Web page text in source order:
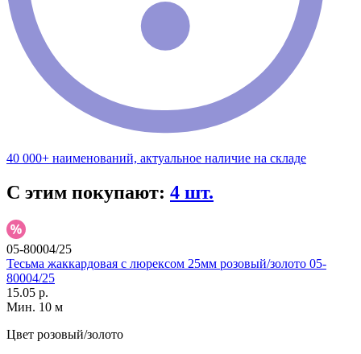
40 000+ наименований, актуальное наличие на складе
С этим покупают: 4 шт.
05-80004/25
Тесьма жаккардовая с люрексом 25мм розовый/золото 05-
80004/25
15.05 р.
Мин. 10 м
Цвет розовый/золото